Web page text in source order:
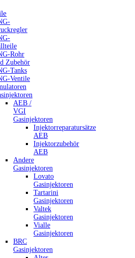
Rohr
Zubehör
Tanks
Ventile
AEB /
VGI
Gasinjektoren
Injektorreparatursätze
AEB
Injektorzubehör
AEB
Andere
Gasinjektoren
Lovato
Gasinjektoren
Tartarini
Gasinjektoren
Valtek
Gasinjektoren
Vialle
Gasinjektoren
BRC
Gasinjektoren